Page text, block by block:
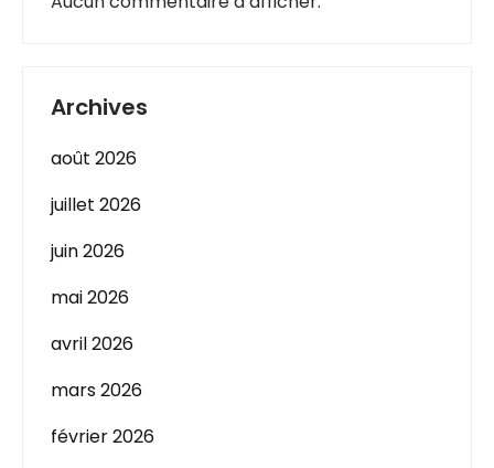
Archives
août 2026
juillet 2026
juin 2026
mai 2026
avril 2026
mars 2026
février 2026